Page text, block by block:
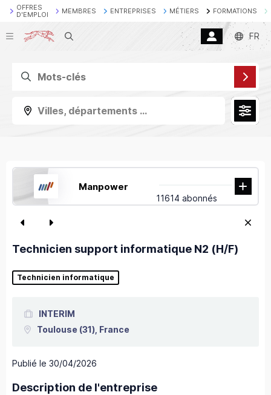
OFFRES
D'EMPLOI
MEMBRES ENTREPRISES MÉTIERS FORMATIONS
Recherche FR
Villes, départements ...
Manpower
11614 abonnés
Technicien support informatique N2 (H/F)
Technicien informatique
INTERIM
Toulouse (31), France
Publié le 30/04/2026
Description de l'entreprise